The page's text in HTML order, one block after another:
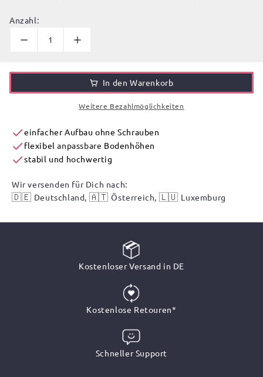
Anzahl:
In den Warenkorb
Weitere Bezahlmöglichkeiten
einfacher Aufbau ohne Schrauben
flexibelanpassbare Bodenhöhen
stabil und hochwertig
Wir versenden für Dich nach:
🇩🇪 Deutschland, 🇦🇹Österreich, 🇱🇺 Luxemburg
Kostenloser Versand in DE
Kostenlose Retouren*
Schneller Support